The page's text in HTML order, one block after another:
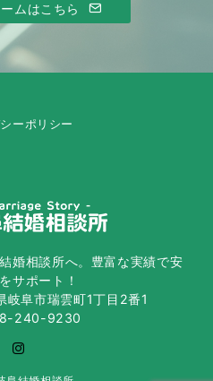
ムはこちら
ーポリシー
婚相談所へ。豊富な実績で安
サポート！
阜市瑞雲町1丁目2番1
240-9230